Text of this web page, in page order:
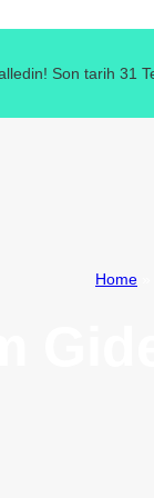
Son tarih 31
Home